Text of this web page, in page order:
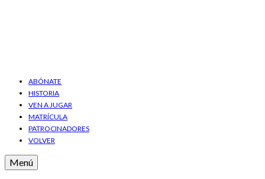
ABÓNATE
HISTORIA
VEN A JUGAR
MATRÍCULA
PATROCINADORES
VOLVER
Menú